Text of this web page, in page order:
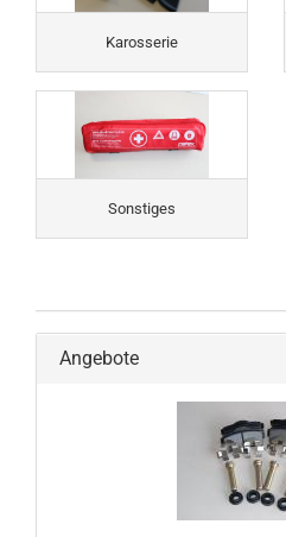
Karosserie
Sonstiges
Angebote